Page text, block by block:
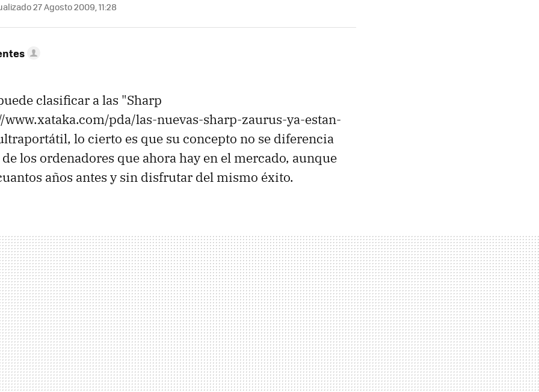
27 Agosto 2009, 11:28
clasificar a las "Sharp
pda/las-nuevas-sharp-zaurus-ya-estan-
lo cierto es que su concepto no se diferencia
los ordenadores que ahora hay en el mercado, aunque
años antes y sin disfrutar del mismo éxito.